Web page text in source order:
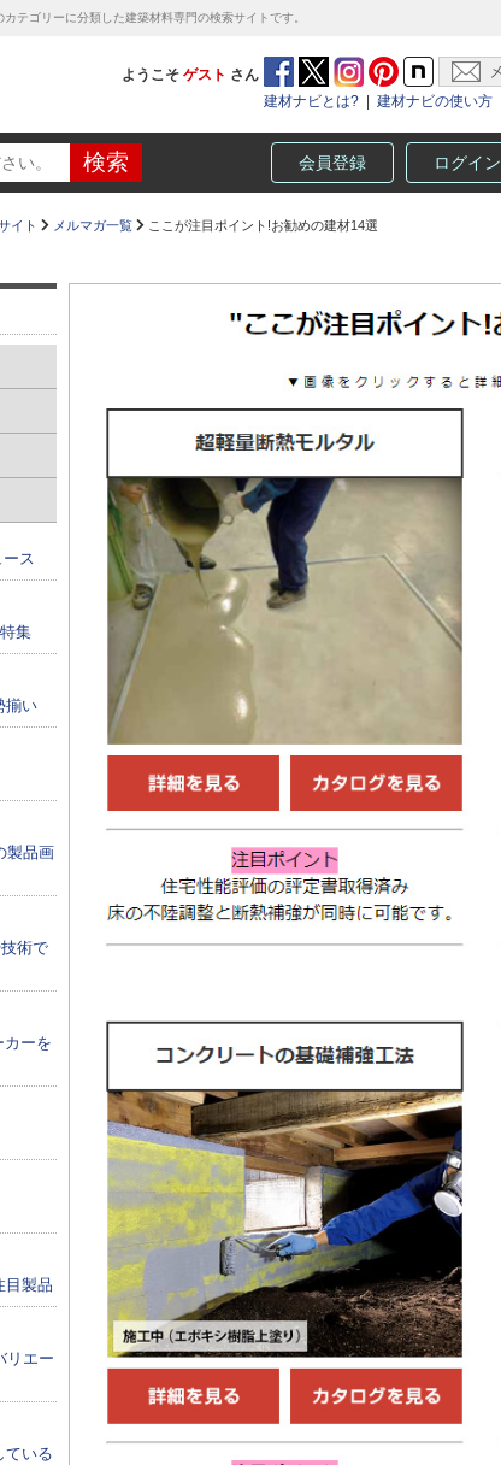
テゴリーに分類した建築材料専門の検索サイトです。
ようこそ ゲスト さん
建材ナビとは?
建材ナビの使い方
会員登録 ログイン
イト メルマガ一覧 ここが注目ポイント!お勧めの建材14選
ース
集
揃い
製品画
術で
カーを
目製品
リエー
ている